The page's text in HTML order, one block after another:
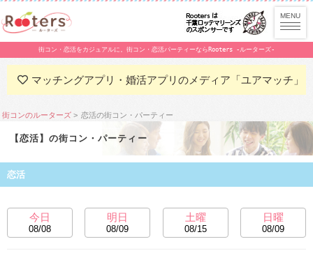
街コン・恋活をカジュアルに。街コン・恋活パーティーならRooters -ルーターズ-
マッチングアプリ・婚活アプリのメディア「ユアマッチ」
街コンのルーターズ 恋活の街コン・パーティー
【恋活】の街コン・パーティー
恋活
今日
08/08
明日
08/09
土曜
08/15
日曜
08/09